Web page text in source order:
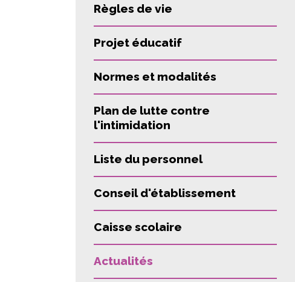
Règles de vie
Projet éducatif
Normes et modalités
Plan de lutte contre
l'intimidation
Liste du personnel
Conseil d'établissement
Caisse scolaire
Actualités